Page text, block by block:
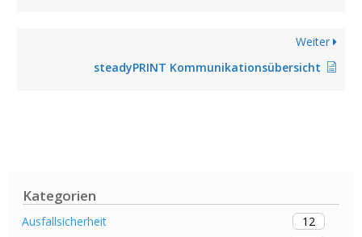
Kategorien
Ausfallsicherheit
12
Weiter
steadyPRINT Kommunikationsübersicht